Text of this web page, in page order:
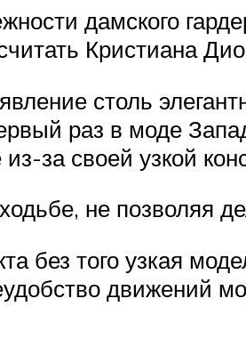
дамского
Кристиана
столь
раз в моде
за своей узкой
не позволяя
без того узкая
движений